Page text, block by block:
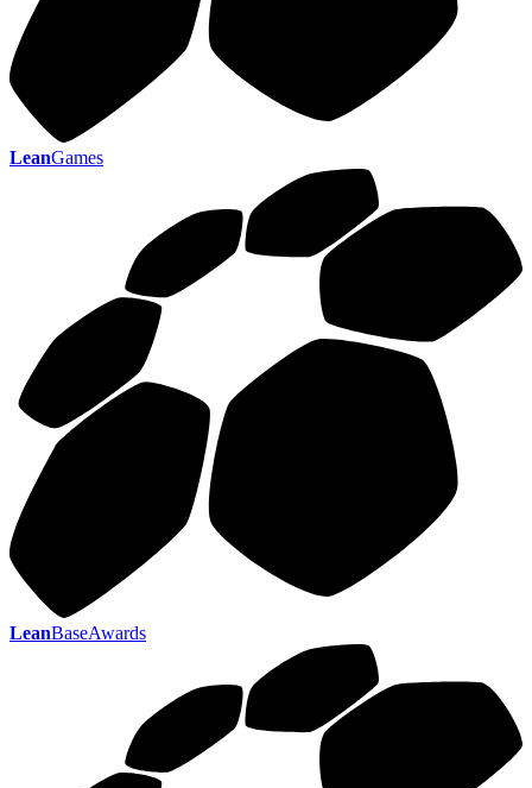
LeanGames
LeanBaseAwards